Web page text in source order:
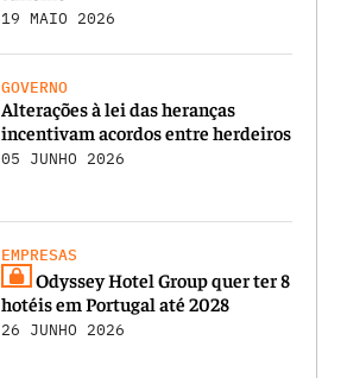
19 MAIO 2026
GOVERNO
Alterações à lei das heranças
incentivam acordos entre herdeiros
05 JUNHO 2026
EMPRESAS
Odyssey Hotel Group quer ter 8
hotéis em Portugal até 2028
26 JUNHO 2026